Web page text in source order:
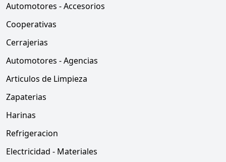
Automotores - Accesorios
Cooperativas
Cerrajerias
Automotores - Agencias
Articulos de Limpieza
Zapaterias
Harinas
Refrigeracion
Electricidad - Materiales